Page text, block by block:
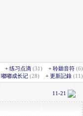
+ 练习点滴 (31) + 聆聽音符 (6)
嘟嘟成长记 (28) + 更新記錄 (11)
11-21